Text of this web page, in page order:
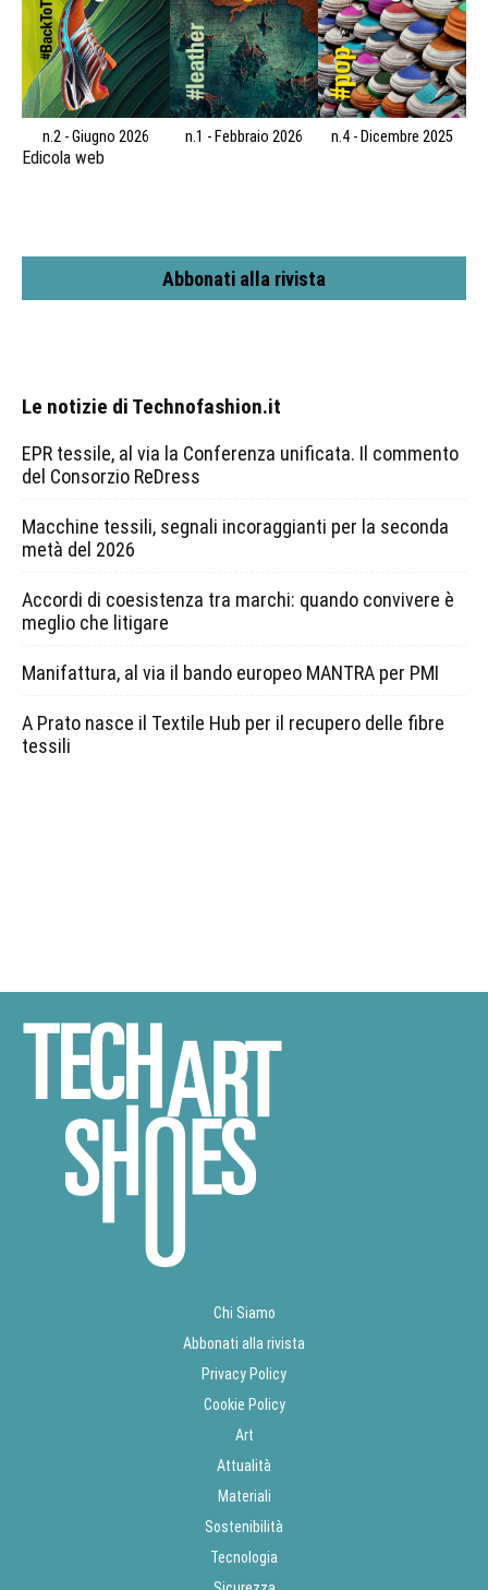
n.2 - Giugno 2026 n.1 - Febbraio 2026 n.4 - Dicembre 2025
Edicola web
Abbonati alla rivista
Le notizie di Technofashion.it
EPR tessile, al via la Conferenza unificata. Il commento
del Consorzio ReDress
Macchine tessili, segnali incoraggianti per la seconda
metà del 2026
Accordi di coesistenza tra marchi: quando convivere è
meglio che litigare
Manifattura, al via il bando europeo MANTRA per PMI
A Prato nasce il Textile Hub per il recupero delle fibre
tessili
Chi Siamo
Abbonati alla rivista
Privacy Policy
Cookie Policy
Art
Attualità
Materiali
Sostenibilità
Tecnologia